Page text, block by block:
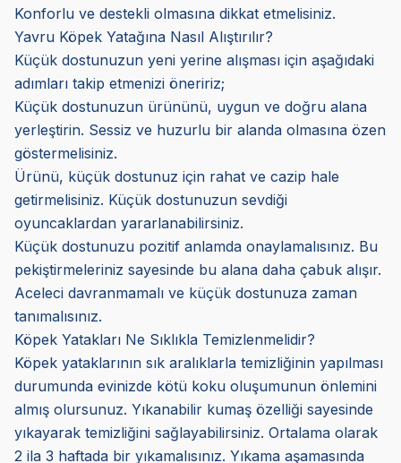
Konforlu ve destekli olmasına dikkat etmelisiniz.
Yavru Köpek Yatağına Nasıl Alıştırılır?
Küçük dostunuzun yeni yerine alışması için aşağıdaki
adımları takip etmenizi öneririz;
Küçük dostunuzun ürününü, uygun ve doğru alana
yerleştirin. Sessiz ve huzurlu bir alanda olmasına özen
göstermelisiniz.
Ürünü, küçük dostunuz için rahat ve cazip hale
getirmelisiniz. Küçük dostunuzun sevdiği
oyuncaklardan yararlanabilirsiniz.
Küçük dostunuzu pozitif anlamda onaylamalısınız. Bu
pekiştirmeleriniz sayesinde bu alana daha çabuk alışır.
Aceleci davranmamalı ve küçük dostunuza zaman
tanımalısınız.
Köpek Yatakları Ne Sıklıkla Temizlenmelidir?
Köpek yataklarının sık aralıklarla temizliğinin yapılması
durumunda evinizde kötü koku oluşumunun önlemini
almış olursunuz. Yıkanabilir kumaş özelliği sayesinde
yıkayarak temizliğini sağlayabilirsiniz. Ortalama olarak
2 ila 3 haftada bir yıkamalısınız. Yıkama aşamasında